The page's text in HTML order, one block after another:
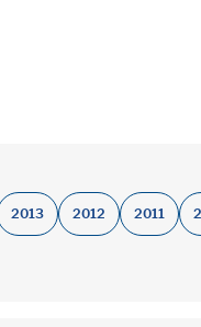
2013 2012 2011